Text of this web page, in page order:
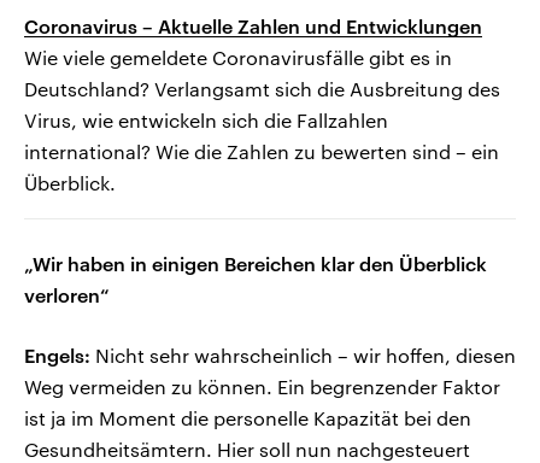
Coronavirus – Aktuelle Zahlen und Entwicklungen
Wie viele gemeldete Coronavirusfälle gibt es in
Deutschland? Verlangsamt sich die Ausbreitung des
Virus, wie entwickeln sich die Fallzahlen
international? Wie die Zahlen zu bewerten sind – ein
Überblick.
„Wir haben in einigen Bereichen klar den Überblick
verloren“
Engels: Nicht sehr wahrscheinlich – wir hoffen, diesen
Weg vermeiden zu können. Ein begrenzender Faktor
ist ja im Moment die personelle Kapazität bei den
Gesundheitsämtern. Hier soll nun nachgesteuert